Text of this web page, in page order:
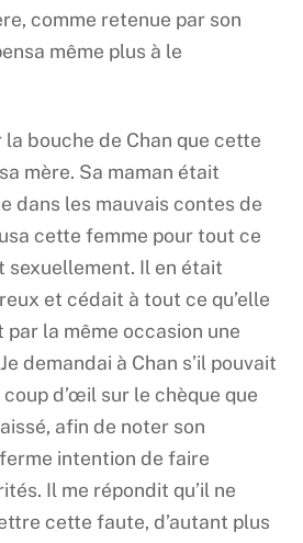
comme retenue par son
même plus à le
la bouche de Chan que cette
mère. Sa maman était
dans les mauvais contes de
cette femme pour tout ce
sexuellement. Il en était
et cédait à tout ce qu’elle
la même occasion une
demandai à Chan s’il pouvait
d’œil sur le chèque que
afin de noter son
ferme intention de faire
Il me répondit qu’il ne
cette faute, d’autant plus